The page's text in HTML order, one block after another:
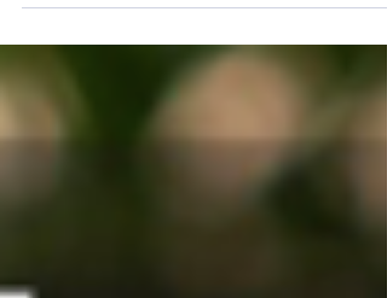
változások történtek a kamattámogatott hitelek...